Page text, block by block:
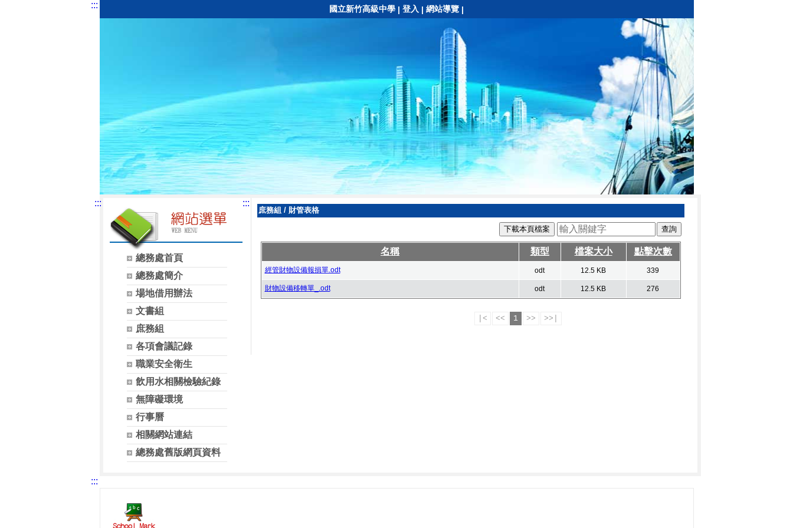
::: 國立新竹高級中學 | 登入 | 網站導覽 |
:::
總務處首頁
總務處簡介
場地借用辦法
文書組
庶務組
各項會議記錄
職業安全衛生
飲用水相關檢驗紀錄
無障礙環境
行事曆
相關網站連結
總務處舊版網頁資料
:::
庶務組 / 財管表格
下載本頁檔案
名稱 類型 檔案大小 點擊次數
經管財物設備報損單.odt odt 12.5 KB 339
財物設備移轉單_.odt odt 12.5 KB 276
|< << 1 >> >>|
:::